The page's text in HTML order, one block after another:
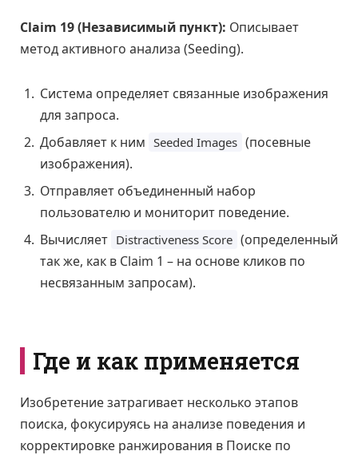
Claim 19 (Независимый пункт): Описывает
метод активного анализа (Seeding).
Система определяет связанные изображения
для запроса.
Добавляет к ним Seeded Images (посевные
изображения).
Отправляет объединенный набор
пользователю и мониторит поведение.
Вычисляет Distractiveness Score (определенный
так же, как в Claim 1 – на основе кликов по
несвязанным запросам).
Где и как применяется
Изобретение затрагивает несколько этапов
поиска, фокусируясь на анализе поведения и
корректировке ранжирования в Поиске по